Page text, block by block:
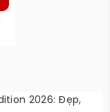
2026: Đẹp,